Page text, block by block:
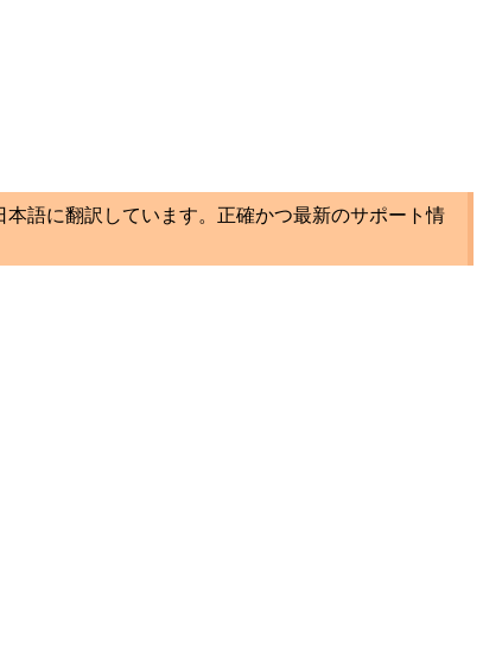
語に翻訳しています。正確かつ最新のサポート情